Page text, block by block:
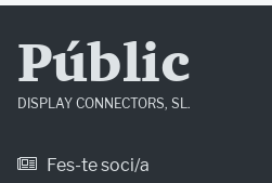
Públic
DISPLAY CONNECTORS, SL.
Fes-te soci/a